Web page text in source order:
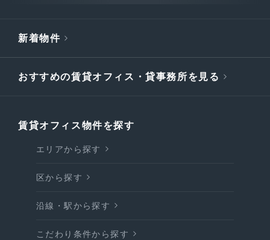
新着物件
おすすめの賃貸オフィス・貸事務所を見る
賃貸オフィス物件を探す
エリアから探す
区から探す
沿線・駅から探す
こだわり条件から探す